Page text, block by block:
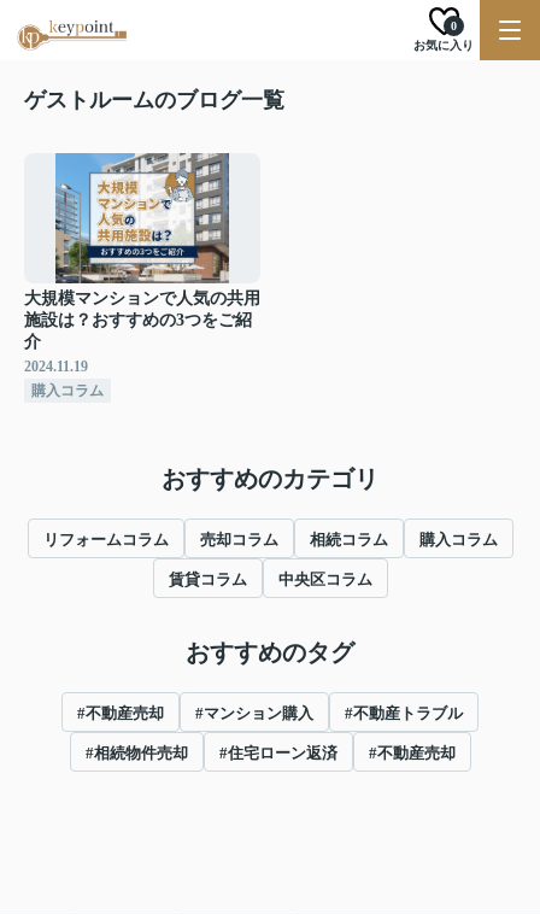
お気に入り
0
ゲストルームのブログ一覧
大規模マンションで人気の共用
施設は？おすすめの3つをご紹
介
2024.11.19
購入コラム
おすすめのカテゴリ
リフォームコラム 売却コラム 相続コラム 購入コラム
賃貸コラム 中央区コラム
おすすめのタグ
#不動産売却 #マンション購入 #不動産トラブル
#相続物件売却 #住宅ローン返済 #不動産売却